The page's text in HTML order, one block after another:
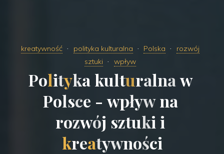
kreatywność polityka kulturalna Polska
rozwój
sztuki
wpływ
Polityka kulturalnaw
Polsce - wpływ na
rozwój sztuki i
kreatywności